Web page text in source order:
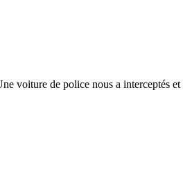
de police nous a interceptés et